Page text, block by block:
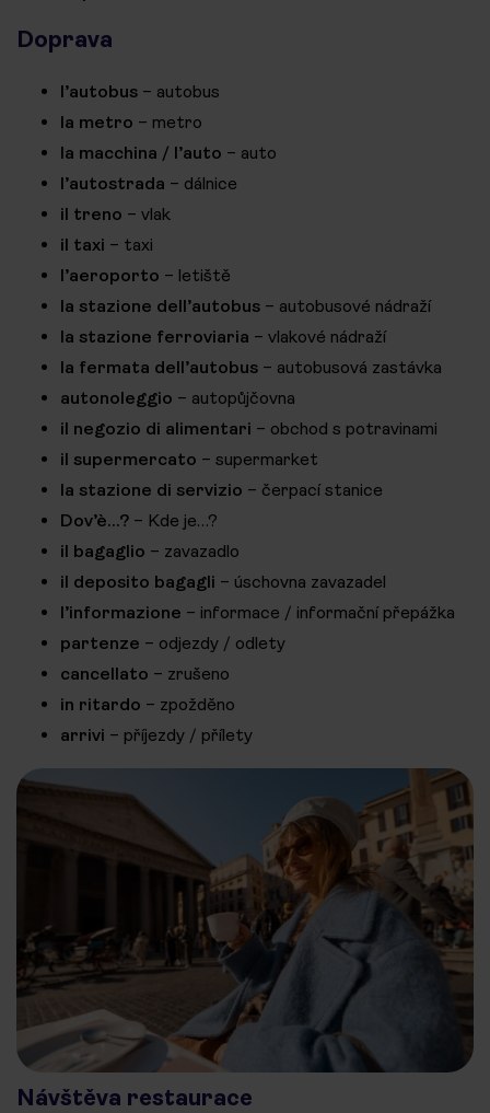
Doprava
l’autobus – autobus
la metro – metro
la macchina / l’auto – auto
l’autostrada – dálnice
il treno – vlak
il taxi – taxi
l’aeroporto – letiště
la stazione dell’autobus – autobusové nádraží
la stazione ferroviaria – vlakové nádraží
la fermata dell’autobus – autobusová zastávka
autonoleggio – autopůjčovna
il negozio di alimentari – obchod s potravinami
il supermercato – supermarket
la stazione di servizio – čerpací stanice
Dov’è…? – Kde je…?
il bagaglio – zavazadlo
il deposito bagagli – úschovna zavazadel
l’informazione – informace / informační přepážka
partenze – odjezdy / odlety
cancellato – zrušeno
in ritardo – zpožděno
arrivi – příjezdy / přílety
Návštěva restaurace